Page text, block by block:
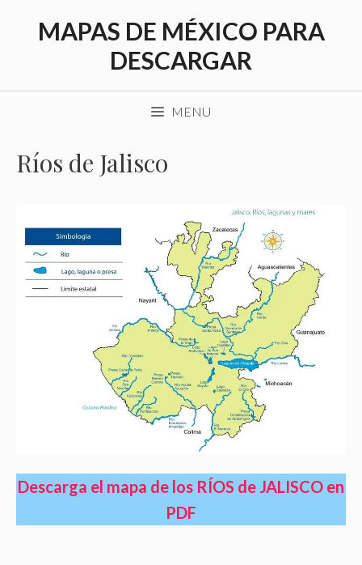
MAPAS DE MÉXICO PARA
DESCARGAR
MENU
Ríos de Jalisco
Descarga el mapa de los RÍOS de JALISCO en
PDF